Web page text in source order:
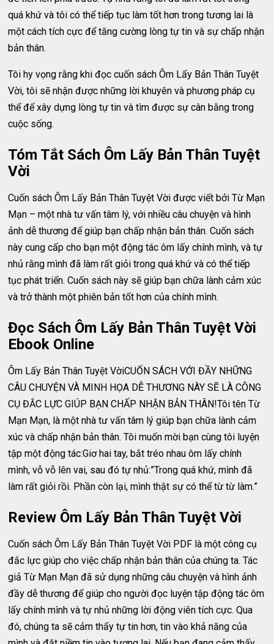
quá khứ và tôi có thể tiếp tục làm tốt hơn trong tương lai là
một cách tích cực để tăng cường lòng tự tin và sự chấp nhận
bản thân.
Tôi hy vọng rằng khi đọc cuốn sách Ôm Lấy Bản Thân Tuyệt
Vời, tôi sẽ nhận được những lời khuyên và phương pháp cụ
thể để xây dựng lòng tự tin và tìm được sự cân bằng trong
cuộc sống.
Tóm Tắt Sách Ôm Lấy Bản Thân Tuyệt
Vời
Cuốn sách Ôm Lấy Bản Thân Tuyệt Vời được viết bởi Từ Mạn
Mạn – một nhà tư vấn tâm lý, với nhiều câu chuyện và hình
ảnh dễ thương để giúp bạn chấp nhận bản thân. Cuốn sách
này cung cấp cho bạn một động tác ôm lấy chính mình, và tự
nhủ rằng mình đã làm rất giỏi trong quá khứ và có thể tiếp
tục phát triển. Cuốn sách này sẽ giúp bạn chữa lành cảm xúc
và trở thành một phiên bản tốt hơn của chính mình.
Đọc Sách Ôm Lấy Bản Thân Tuyệt Vời
Ebook Online
Ôm Lấy Bản Thân Tuyệt VờiCUỐN SÁCH VỚI ĐẦY NHỮNG
CÂU CHUYỆN VÀ MINH HỌA DỄ THƯƠNG NÀY SẼ LÀ CÔNG
CỤ ĐẮC LỰC GIÚP BẠN CHẤP NHẬN BẢN THÂN!Tôi tên Từ
Mạn Mạn, là một nhà tư vấn tâm lý giúp bạn chữa lành cảm
xúc và chấp nhận bản thân. Tôi muốn mời bạn cùng tôi luyện
tập một động tác:Giơ hai tay, bắt tréo nhau ôm lấy chính
mình, vỗ vỗ lên vai, sau đó tự nhủ:”Trong quá khứ, mình đã
làm rất giỏi rồi. Phần còn lại, mình thật sự có thể từ từ làm.”
Review Ôm Lấy Bản Thân Tuyệt Vời
Cuốn sách Ôm Lấy Bản Thân Tuyệt Vời PDF là một công cụ
đắc lực giúp cho việc chấp nhận bản thân của chúng ta. Tác
giả Từ Mạn Mạn đã sử dụng những câu chuyện và hình ảnh
đầy dễ thương để giúp cho người đọc luyện tập động tác ôm
lấy chính mình và tự nhủ những lời động viên tích cực. Qua
đó, chúng ta sẽ cảm thấy tự tin hơn, tin vào khả năng của